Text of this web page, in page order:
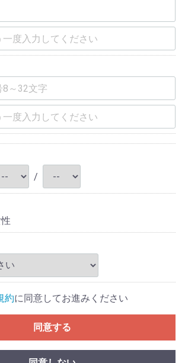
/
約に同意してお進みください
同意する